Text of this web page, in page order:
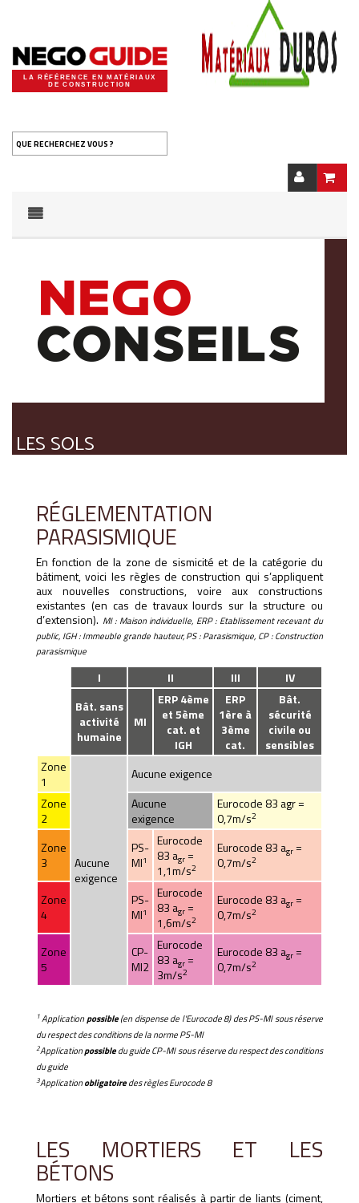
LA RÉFÉRENCE EN MATÉRIAUX
DE CONSTRUCTION
QUE RECHERCHEZ VOUS ?
LES SOLS
RÉGLEMENTATION
PARASISMIQUE
En fonction de la zone de sismicité et de la catégorie du
bâtiment, voici les règles de construction qui s’appliquent
aux nouvelles constructions, voire aux constructions
existantes (en cas de travaux lourds sur la structure ou
d’extension). MI : Maison individuelle, ERP : Etablissement recevant du
public, IGH : Immeuble grande hauteur, PS : Parasismique, CP : Construction
parasismique
I II III
IV
Bât. sans
activité
humaine
MI
ERP 4ème
et 5ème
cat. et
IGH
ERP
1ère à
3ème
cat.
Bât.
sécurité
civile ou
sensibles
Zone
1
Aucune
exigence
Aucune exigence
Zone
2
Aucune
exigence
Eurocode 83 agr =
0,7m/s2
Zone
3
PS-
MI1
Eurocode
83 agr=
1,1m/s2
Eurocode 83 agr=
0,7m/s2
Zone
4
PS-
MI1
Eurocode
83 agr=
1,6m/s2
Eurocode 83 agr=
0,7m/s2
Zone
5
CP-
MI2
Eurocode
83 agr=
3m/s2
Eurocode 83 agr=
0,7m/s2
1Applicationpossible(en dispense de l'Eurocode 8) des PS-MI sous réserve
du respect des conditions de la norme PS-MI
2Applicationpossibledu guide CP-MI sous réserve du respect des conditions
du guide
3Applicationobligatoiredes règles Eurocode 8
LES MORTIERS ET LES
BÉTONS
Mortiers et bétons sont réalisés à partir de liants (ciment,